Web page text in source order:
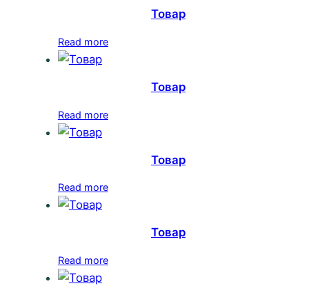
Товар
Read more
Товар
Read more
Товар
Read more
Товар
Read more